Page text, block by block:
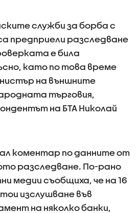
служби за борба с
предприели разследване
е била
като по това време
на външните
търговия,
на БТА Николай
коментар по данните от
разследване. По-рано
медии съобщиха, че на 16
изслушване във
на няколко банки,